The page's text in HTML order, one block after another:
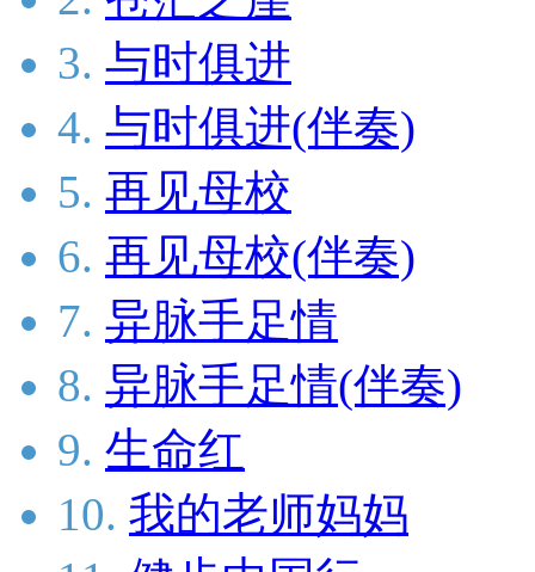
3. 与时俱进
4. 与时俱进(伴奏)
5. 再见母校
6. 再见母校(伴奏)
7. 异脉手足情
8. 异脉手足情(伴奏)
9. 生命红
10. 我的老师妈妈